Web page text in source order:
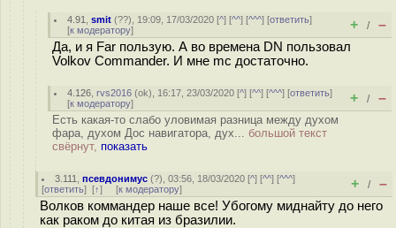
4.91 ,smit (??), 19:09, 17/03/2020 [^] [^^] [^^^] [ответить]
[к модератору] + / –
Да, и я Far пользую. А во времена DN пользовал
Volkov Commander. И мне mc достаточно.
4.126 ,rvs2016 (ok), 16:17, 23/03/2020 [^] [^^] [^^^] [ответить]
[к модератору] + / –
Есть какая-то слабо уловимая разница между духом
фара, духом Дос навигатора, дух... большой текст
свёрнут, показать
3.111 ,псевдонимус (?), 03:56, 18/03/2020 [^] [^^] [^^^]
[ответить] [↑] [к модератору] + / –
Волков коммандер наше все! Убогому миднайту до него
как раком до китая из бразилии.